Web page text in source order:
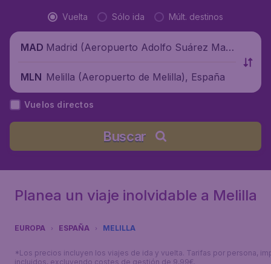
Vuelta Sólo ida Múlt. destinos
MAD Madrid (Aeropuerto Adolfo Suárez Madr
MLN Melilla (Aeropuerto de Melilla), España
Vuelos directos
Buscar
Planea un viaje inolvidable a Melilla
EUROPA ESPAÑA MELILLA
*Los precios incluyen los viajes de ida y vuelta. Tarifas por persona,
incluidos, excluyendo costes de gestión de 9,99€.